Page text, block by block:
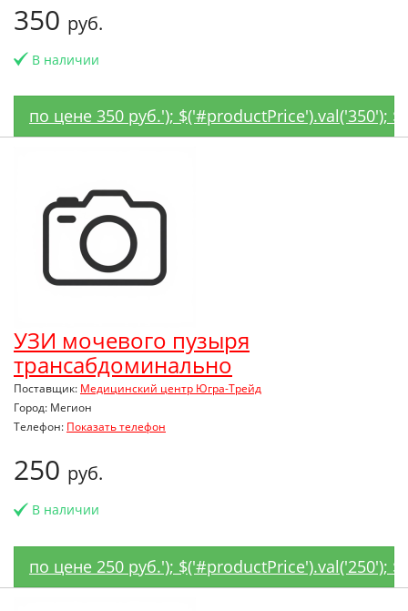
350 руб.
В наличии
по цене 350 руб.'); $('#productPrice').val('350');
УЗИ мочевого пузыря
трансабдоминально
Поставщик: Медицинский центр Югра-Трейд
Город: Мегион
Телефон: Показать телефон
250 руб.
В наличии
по цене 250 руб.'); $('#productPrice').val('250');